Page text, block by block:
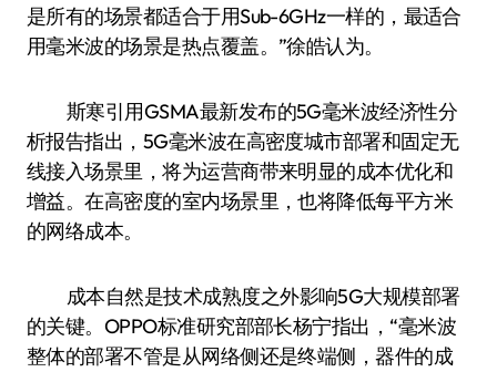
是所有的场景都适合于用Sub-6GHz一样的，最适合
用毫米波的场景是热点覆盖。”徐皓认为。
斯寒引用GSMA最新发布的5G毫米波经济性分
析报告指出，5G毫米波在高密度城市部署和固定无
线接入场景里，将为运营商带来明显的成本优化和
增益。在高密度的室内场景里，也将降低每平方米
的网络成本。
成本自然是技术成熟度之外影响5G大规模部署
的关键。OPPO标准研究部部长杨宁指出，“毫米波
整体的部署不管是从网络侧还是终端侧，器件的成